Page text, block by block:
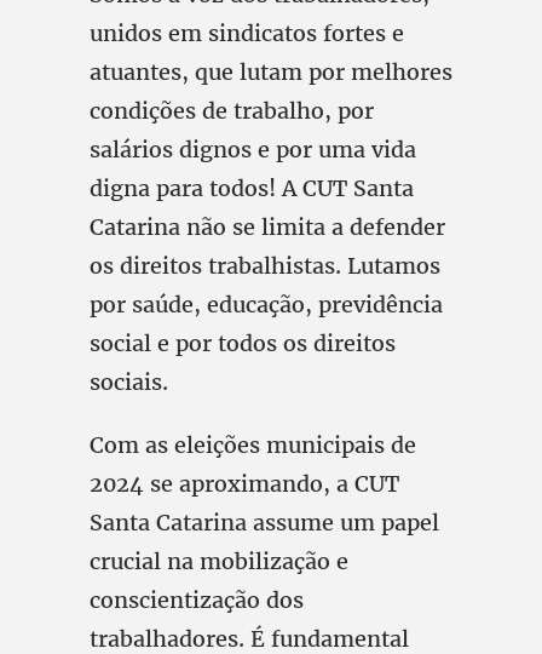
unidos em sindicatos fortes e
atuantes, que lutam por melhores
condições de trabalho, por
salários dignos e por uma vida
digna para todos! A CUT Santa
Catarina não se limita a defender
os direitos trabalhistas. Lutamos
por saúde, educação, previdência
social e por todos os direitos
sociais.
Com as eleições municipais de
2024 se aproximando, a CUT
Santa Catarina assume um papel
crucial na mobilização e
conscientização dos
trabalhadores. É fundamental